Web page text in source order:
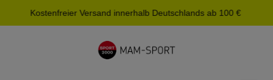
springen
Kostenfreier Versand innerhalb Deutschlands ab 100 €